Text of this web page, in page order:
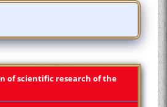
of scientific research of the
СОМОНӢ